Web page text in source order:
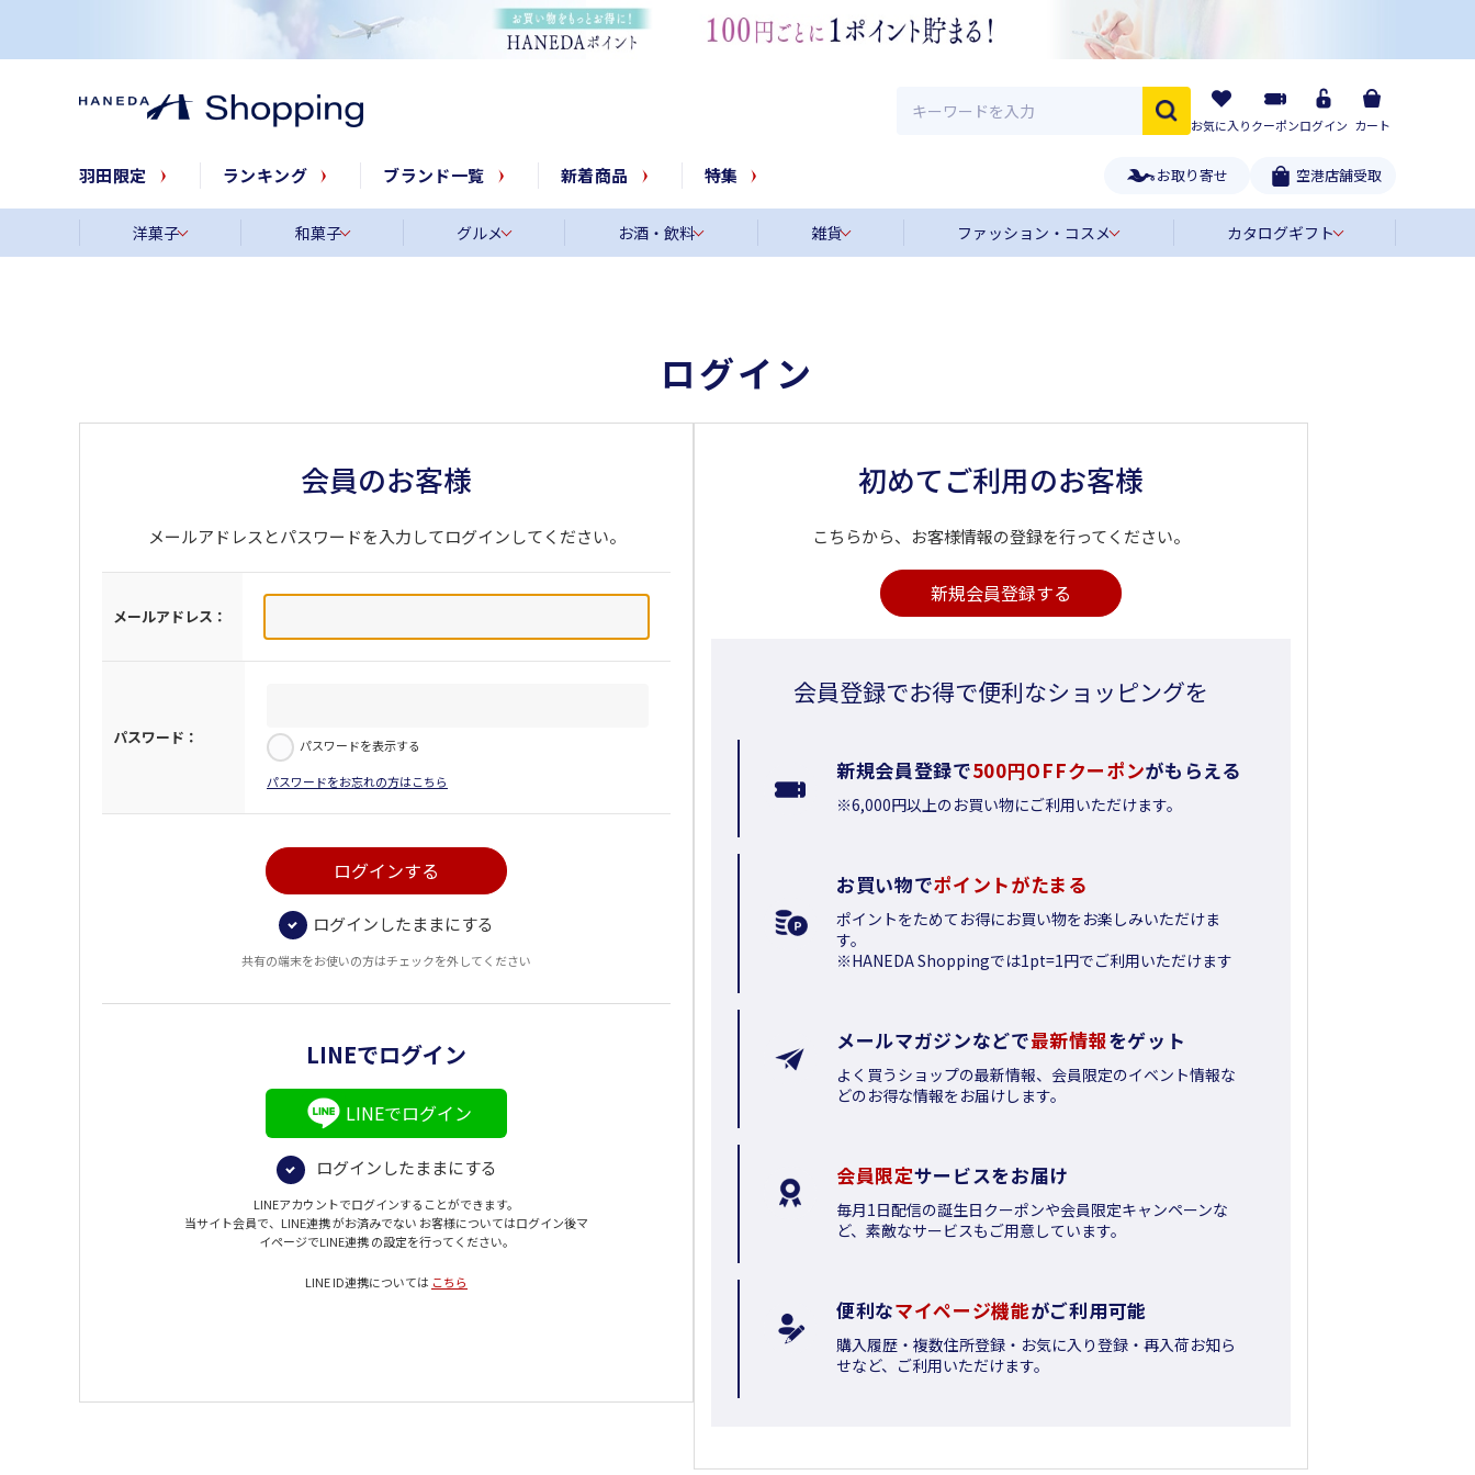
お気に入りクーポンログイン カート
羽田限定 ランキング ブランド一覧 新着商品 特集 お取り寄せ 空港店舗受取
洋菓子 和菓子 グルメ お酒・飲料 雑貨 ファッション・コスメ カタログギフト
ログイン
会員のお客様
メールアドレスとパスワードを入力してログインしてください。
メールアドレス：
パスワード： パスワードを表示する
パスワードをお忘れの方はこちら
ログインしたままにする
共有の端末をお使いの方はチェックを外してください
LINEでログイン
LINEでログイン
ログインしたままにする
LINEアカウントでログインすることができます。
当サイト会員で、LINE連携 がお済みでない お客様についてはログイン後マ
イページでLINE連携 の設定を行ってください。
LINE ID連携については こちら
初めてご利用のお客様
こちらから、お客様情報の登録を行ってください。
新規会員登録する
会員登録でお得で便利なショッピングを
新規会員登録で500円OFFクーポンがもらえる
※6,000円以上のお買い物にご利用いただけます。
お買い物でポイントがたまる
ポイントをためてお得にお買い物をお楽しみいただけま
す。
※HANEDA Shoppingでは1pt=1円でご利用いただけます
メールマガジンなどで最新情報をゲット
よく買うショップの最新情報、会員限定のイベント情報な
どのお得な情報をお届けします。
会員限定サービスをお届け
毎月1日配信の誕生日クーポンや会員限定キャンペーンな
ど、素敵なサービスもご用意しています。
便利なマイページ機能がご利用可能
購入履歴・複数住所登録・お気に入り登録・再入荷お知ら
せなど、ご利用いただけます。